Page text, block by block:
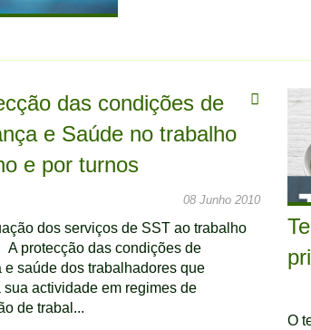
das condições de
e Saúde no trabalho
e por turnos
08 Junho 2010
dos serviços de SST ao trabalho
A protecção das condições de
e saúde dos trabalhadores que
sua actividade em regimes de
de trabal...
O